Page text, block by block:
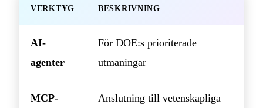
VERKTYG BESKRIVNING
AI-
agenter
För DOE:s prioriterade
utmaningar
MCP-
Anslutning till vetenskapliga